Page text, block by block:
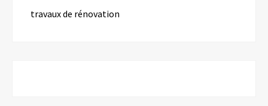
travaux de rénovation